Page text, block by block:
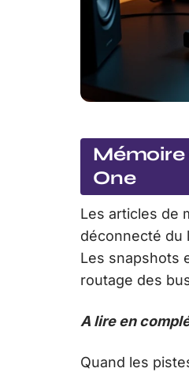
Mémoire
One
Les articles de
déconnecté du
Les snapshots
routage des
A lire en
Quand les